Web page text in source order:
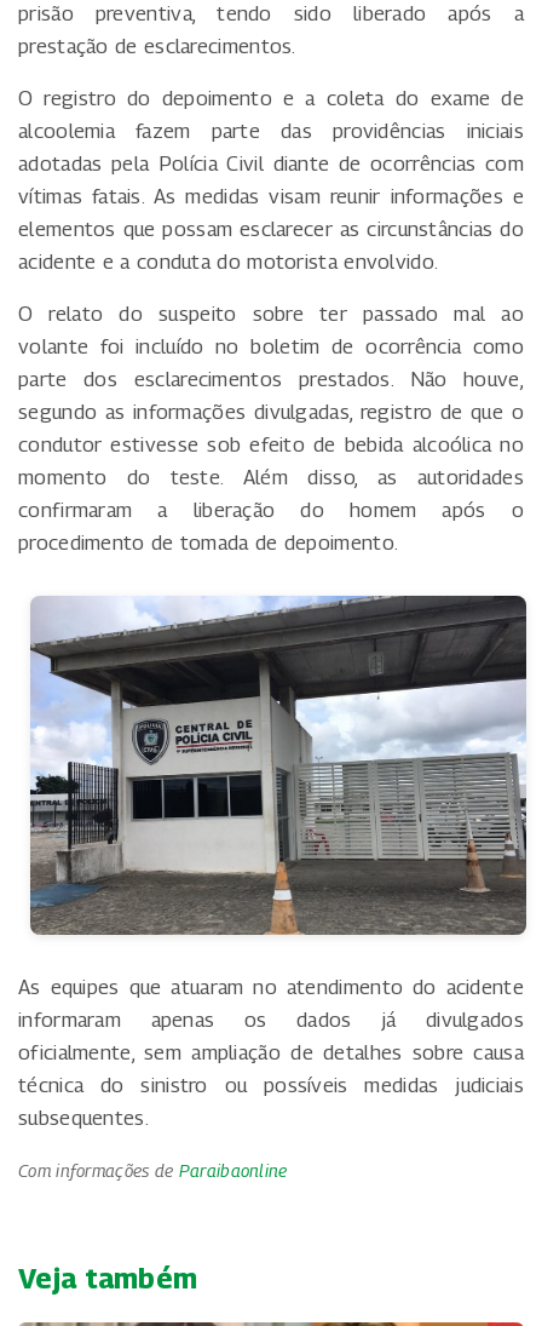
prisão preventiva, tendo sido liberado após a
prestação de esclarecimentos.
O registro do depoimento e a coleta do exame de
alcoolemia fazem parte das providências iniciais
adotadas pela Polícia Civil diante de ocorrências com
vítimas fatais. As medidas visam reunir informações e
elementos que possam esclarecer as circunstâncias do
acidente e a conduta do motorista envolvido.
O relato do suspeito sobre ter passado mal ao
volante foi incluído no boletim de ocorrência como
parte dos esclarecimentos prestados. Não houve,
segundo as informações divulgadas, registro de que o
condutor estivesse sob efeito de bebida alcoólica no
momento do teste. Além disso, as autoridades
confirmaram a liberação do homem após o
procedimento de tomada de depoimento.
As equipes que atuaram no atendimento do acidente
informaram apenas os dados já divulgados
oficialmente, sem ampliação de detalhes sobre causa
técnica do sinistro ou possíveis medidas judiciais
subsequentes.
Com informações de Paraibaonline
Veja também